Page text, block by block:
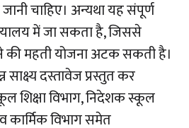
चाहिए। अन्यथा यह संपूर्ण
में जा सकता है, जिससे
की महती योजना अटक सकती है।
साक्ष्य दस्तावेज प्रस्तुत कर
शिक्षा विभाग, निदेशक स्कूल
कार्मिक विभाग समेत